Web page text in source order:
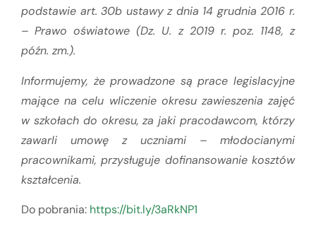
podstawie art. 30b ustawy z dnia 14 grudnia 2016 r.
– Prawo oświatowe (Dz. U. z 2019 r. poz. 1148, z
późn. zm.).
Informujemy, że prowadzone są prace legislacyjne
mające na celu wliczenie okresu zawieszenia zajęć
w szkołach do okresu, za jaki pracodawcom, którzy
zawarli umowę z uczniami – młodocianymi
pracownikami, przysługuje dofinansowanie kosztów
kształcenia.
Do pobrania: https://bit.ly/3aRkNP1